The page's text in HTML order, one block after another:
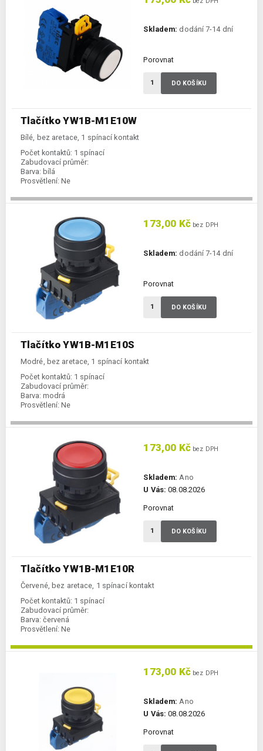
Tlačítko YW1B-M1E10W
Bílé, bez aretace, 1 spínací kontakt
Počet kontaktů: 1 spínací
Zabudovací průměr:
Barva: bílá
Prosvětlení: Ne
Skladem: dodání 7-14 dní
Porovnat
DO KOŠÍKU
Tlačítko YW1B-M1E10S
Modré, bez aretace, 1 spínací kontakt
Počet kontaktů: 1 spínací
Zabudovací průměr:
Barva: modrá
Prosvětlení: Ne
173,00 Kč bez DPH
Skladem: dodání 7-14 dní
Porovnat
DO KOŠÍKU
Tlačítko YW1B-M1E10R
Červené, bez aretace, 1 spínací kontakt
Počet kontaktů: 1 spínací
Zabudovací průměr:
Barva: červená
Prosvětlení: Ne
173,00 Kč bez DPH
Skladem: Ano
U Vás: 08.08.2026
Porovnat
DO KOŠÍKU
173,00 Kč bez DPH
Skladem: Ano
U Vás: 08.08.2026
Porovnat